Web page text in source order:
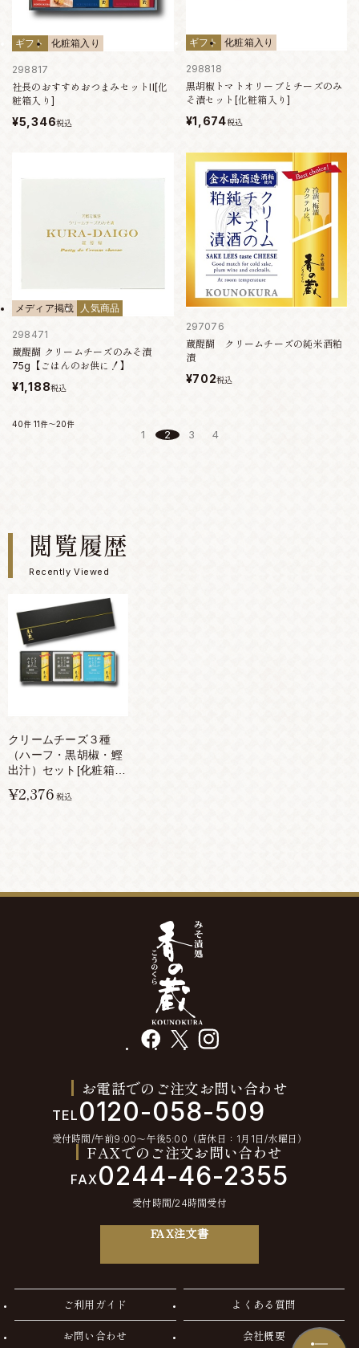
ギフト 化粧箱入り
298817
社長のおすすめおつまみセットII[化
粧箱入り]
¥5,346税込
ギフト 化粧箱入り
298818
黒胡椒トマトオリーブとチーズのみ
そ漬セット[化粧箱入り]
¥1,674税込
メディア掲載 人気商品
298471
蔵醍醐 クリームチーズのみそ漬
75g【ごはんのお供に！】
¥1,188税込
297076
蔵醍醐 クリームチーズの純米酒粕
漬
¥702税込
40件 11件～20件
1 2 3 4
閲覧履歴
Recently Viewed
クリームチーズ３種
（ハーフ・黒胡椒・鰹
出汁）セット[化粧箱入
¥2,376 税込
facebook instagram
お電話でのご注文お問い合わせ
TEL 0120-058-509
受付時間/午前9:00〜午後5:00（店休日：1月1日/水曜日）
FAXでのご注文お問い合わせ
FAX 0244-46-2355
受付時間/24時間受付
FAX注文書
ご利用ガイド よくある質問
お問い合わせ 会社概要